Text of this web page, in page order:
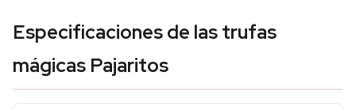
Especificaciones de las trufas
mágicas Pajaritos